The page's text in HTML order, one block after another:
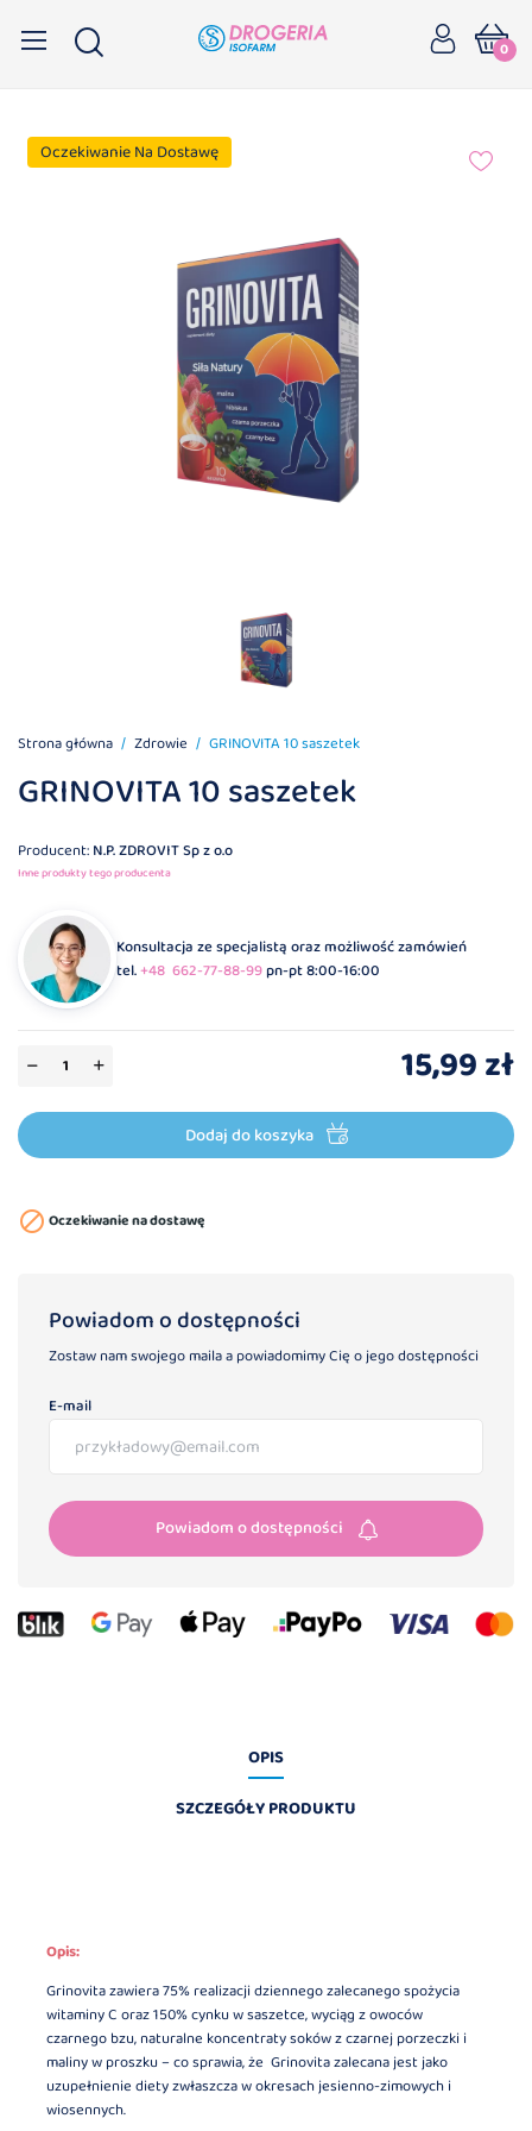
0
Oczekiwanie Na Dostawę
Strona główna Zdrowie GRINOVITA 10 saszetek
GRINOVITA 10 saszetek
Producent:N.P. ZDROVIT Sp z o.o
Inne produkty tego producenta
Konsultacja ze specjalistą oraz możliwość zamówień
tel.+48 662-77-88-99pn-pt 8:00-16:00
15,99 zł
Dodaj do koszyka
 Oczekiwanie na dostawę
Powiadom o dostępności
Zostaw nam swojego maila a powiadomimy Cię o jego dostępności
E-mail
Powiadom o dostępności
OPIS
SZCZEGÓŁY PRODUKTU
Opis:
Grinovita zawiera 75% realizacji dziennego zalecanego spożycia
witaminy C oraz 150% cynku w saszetce, wyciąg z owoców
czarnego bzu, naturalne koncentraty soków z czarnej porzeczki i
maliny w proszku – co sprawia, że Grinovita zalecana jest jako
uzupełnienie diety zwłaszcza w okresach jesienno-zimowych i
wiosennych.